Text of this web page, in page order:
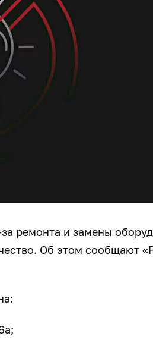
ремонта и замены
Об этом сообщают